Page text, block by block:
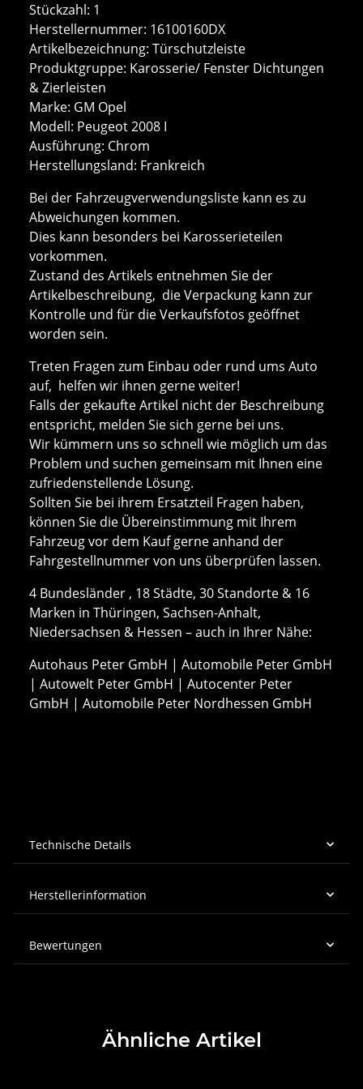
Stückzahl: 1
Herstellernummer: 16100160DX
Artikelbezeichnung: Türschutzleiste
Produktgruppe: Karosserie/ Fenster Dichtungen
& Zierleisten
Marke: GM Opel
Modell: Peugeot 2008 I
Ausführung: Chrom
Herstellungsland: Frankreich
Bei der Fahrzeugverwendungsliste kann es zu
Abweichungen kommen.
Dies kann besonders bei Karosserieteilen
vorkommen.
Zustand des Artikels entnehmen Sie der
Artikelbeschreibung, die Verpackung kann zur
Kontrolle und für die Verkaufsfotos geöffnet
worden sein.
Treten Fragen zum Einbau oder rund ums Auto
auf, helfen wir ihnen gerne weiter!
Falls der gekaufte Artikel nicht der Beschreibung
entspricht, melden Sie sich gerne bei uns.
Wir kümmern uns so schnell wie möglich um das
Problem und suchen gemeinsam mit Ihnen eine
zufriedenstellende Lösung.
Sollten Sie bei ihrem Ersatzteil Fragen haben,
können Sie die Übereinstimmung mit Ihrem
Fahrzeug vor dem Kauf gerne anhand der
Fahrgestellnummer von uns überprüfen lassen.
4 Bundesländer , 18 Städte, 30 Standorte & 16
Marken in Thüringen, Sachsen-Anhalt,
Niedersachsen & Hessen – auch in Ihrer Nähe:
Autohaus Peter GmbH | Automobile Peter GmbH
| Autowelt Peter GmbH | Autocenter Peter
GmbH | Automobile Peter Nordhessen GmbH
Technische Details
Herstellerinformation
Bewertungen
Ähnliche Artikel